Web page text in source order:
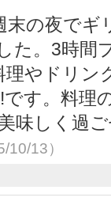
の夜でギ
た。3時間
理やドリ
す。料理
味しく過
13）